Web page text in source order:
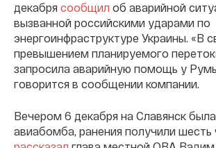
декабря сообщил об аварийной
вызванной российскими ударами по
энергоинфраструктуре Украины. «В
превышением планируемого
запросила аварийную помощь у
говорится в сообщении компании.
Вечером 6 декабря на Славянск
авиабомба, ранения получили шесть